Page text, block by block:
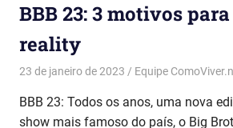
BBB 23: 3 motivos
reality
23 de janeiro de 2023 Equipe
BBB 23: Todos os anos, uma nova
show mais famoso do país, o Big